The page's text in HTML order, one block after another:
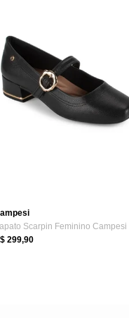
299,90